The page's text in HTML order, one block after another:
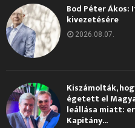
Bod Péter
kivezetésére
2026.08.07.
Kiszámolták,
égetett el
leállása miatt:
Kapitány...